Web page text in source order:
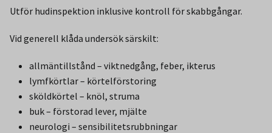
Utför hudinspektion inklusive kontroll för skabbgångar.
Vid generell klåda undersök särskilt:
allmäntillstånd – viktnedgång, feber, ikterus
lymfkörtlar – körtelförstoring
sköldkörtel – knöl, struma
buk – förstorad lever, mjälte
neurologi – sensibilitetsrubbningar